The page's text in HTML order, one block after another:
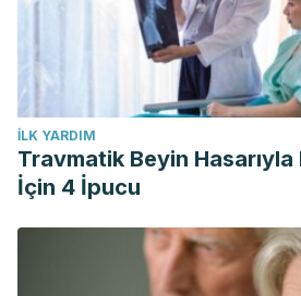
İLK YARDIM
Travmatik Beyin Hasarıyla
İçin 4 İpucu